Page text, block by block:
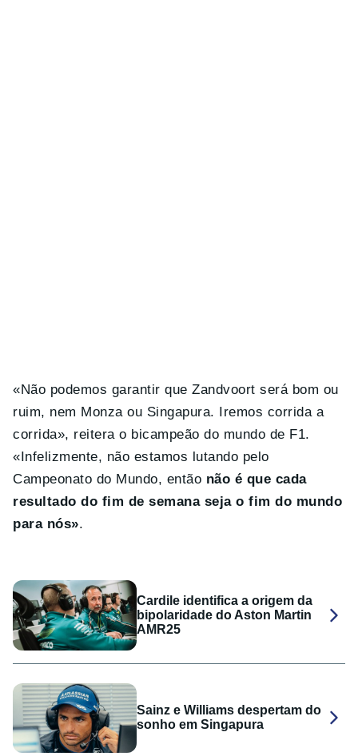
«Não podemos garantir que Zandvoort será bom ou
ruim, nem Monza ou Singapura. Iremos corrida a
corrida», reitera o bicampeão do mundo de F1.
«Infelizmente, não estamos lutando pelo
Campeonato do Mundo, então não é que cada
resultado do fim de semana seja o fim do mundo
para nós».
Cardile identifica a origem da
bipolaridade do Aston Martin
AMR25
Sainz e Williams despertam do
sonho em Singapura